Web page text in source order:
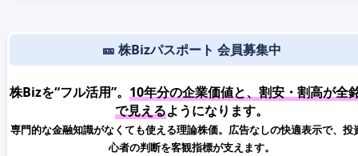
🎫 株Bizパスポート 会員募集中
株Bizを“フル活用”。 10年分の企業価値と、割安・割高が全
で見えるようになります。
専門的な金融知識がなくても使える理論株価。広告なしの快適表示で、投
心者の判断を客観指標が支えます。